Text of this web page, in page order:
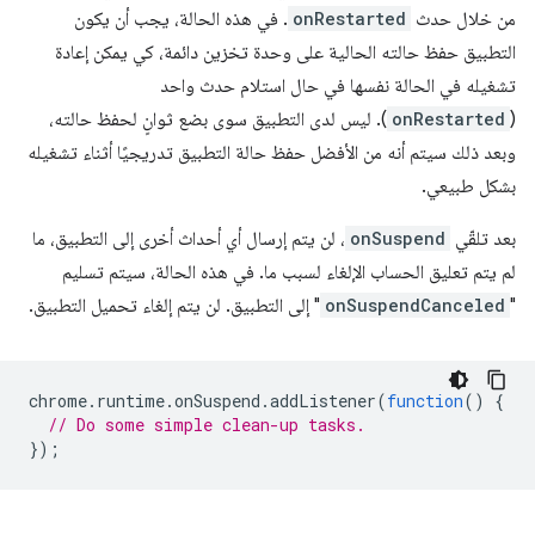
من خلال حدث onRestarted . في هذه الحالة، يجب أن يكون
التطبيق حفظ حالته الحالية على وحدة تخزين دائمة، كي يمكن إعادة
تشغيله في الحالة نفسها في حال استلام حدث واحد
(
onRestarted ). ليس لدى التطبيق سوى بضع ثوانٍ لحفظ حالته،
وبعد ذلك سيتم أنه من الأفضل حفظ حالة التطبيق تدريجيًا أثناء تشغيله
بشكل طبيعي.
بعد تلقّي onSuspend ، لن يتم إرسال أي أحداث أخرى إلى التطبيق، ما
لم يتم تعليق الحساب الإلغاء لسبب ما. في هذه الحالة، سيتم تسليم
"
onSuspendCanceled " إلى التطبيق. لن يتم إلغاء تحميل التطبيق.
chrome. runtime.onSuspend .addListener(function()
{
// Do some simple clean-up tasks.
});